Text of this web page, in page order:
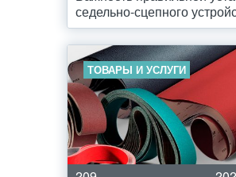
седельно-сцепного
ТОВАРЫ И УСЛУГИ